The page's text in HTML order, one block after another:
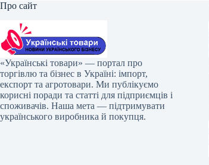
Про сайт
«Українські товари» — портал про
торгівлю та бізнес в Україні: імпорт,
експорт та агротовари. Ми публікуємо
корисні поради та статті для підприємців і
споживачів. Наша мета — підтримувати
українського виробника й покупця.